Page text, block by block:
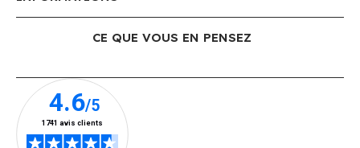
CE QUE VOUS EN PENSEZ